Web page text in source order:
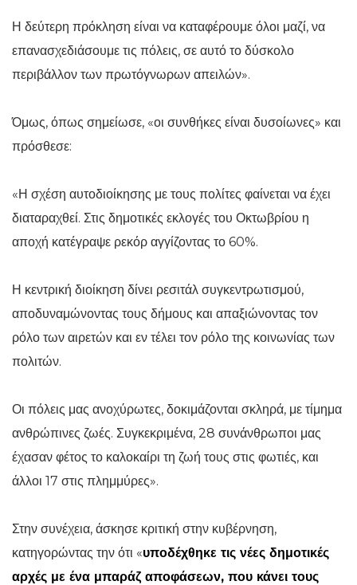
Η δεύτερη πρόκληση είναι να καταφέρουμε όλοι μαζί, να
επανασχεδιάσουμε τις πόλεις, σε αυτό το δύσκολο
περιβάλλον των πρωτόγνωρων απειλών».
Όμως, όπως σημείωσε, «οι συνθήκες είναι δυσοίωνες» και
πρόσθεσε:
«Η σχέση αυτοδιοίκησης με τους πολίτες φαίνεται να έχει
διαταραχθεί. Στις δημοτικές εκλογές του Οκτωβρίου η
αποχή κατέγραψε ρεκόρ αγγίζοντας το 60%.
Η κεντρική διοίκηση δίνει ρεσιτάλ συγκεντρωτισμού,
αποδυναμώνοντας τους δήμους και απαξιώνοντας τον
ρόλο των αιρετών και εν τέλει τον ρόλο της κοινωνίας των
πολιτών.
Οι πόλεις μας ανοχύρωτες, δοκιμάζονται σκληρά, με τίμημα
ανθρώπινες ζωές. Συγκεκριμένα, 28 συνάνθρωποι μας
έχασαν φέτος το καλοκαίρι τη ζωή τους στις φωτιές, και
άλλοι 17 στις πλημμύρες».
Στην συνέχεια, άσκησε κριτική στην κυβέρνηση,
κατηγορώντας την ότι «υποδέχθηκε τις νέες δημοτικές
αρχές με ένα μπαράζ αποφάσεων, που κάνει τους